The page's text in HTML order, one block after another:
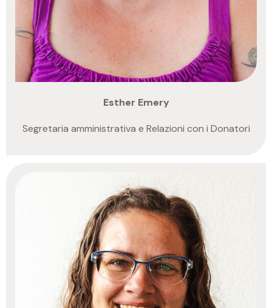
Esther Emery
Segretaria amministrativa e Relazioni con i Donatori